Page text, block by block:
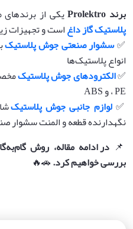
برند
یکی از برندهای
پلاستیک گاز داغاست و تجهیزات
✅سشوار صنعتی جوش پلاستیک
انواع پلاستیک‌ها
✅الکترودهای جوش پلاستیک
، PE و ABS
✅لوازم جانبی جوش پلاستیک
نگهدارنده قطعه و المنت سشوار
📌 در ادامه مقاله، روش
بررسی خواهیم کرد.
🚗🔥